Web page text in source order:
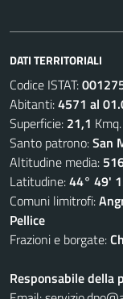
DATI TERRITORIALI
Codice ISTAT:
Abitanti:4571 al
Superficie: 21,1
Santo patrono:San
Altitudine media:
Latitudine:44° 49'
Comuni limitrofi:
Pellice
Frazioni e borgate:
Responsabile della